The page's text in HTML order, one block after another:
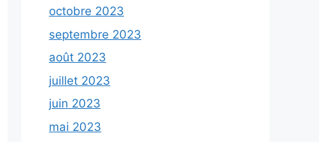
octobre 2023
septembre 2023
août 2023
juillet 2023
juin 2023
mai 2023